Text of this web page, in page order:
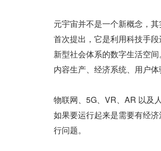
元宇宙并不是一个新概念，
首次提出，它是利用科技手
新型社会体系的数字生活空
内容生产、经济系统、用户
物联网、5G、VR、AR 以及
如果要运行起来是需要有经
行问题。